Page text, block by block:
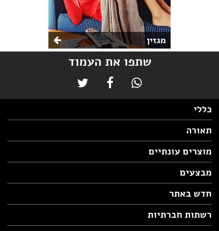
מגזין
שתפו את העמוד
כללי
תאורה
מוצרים עונתיים
מבצעים
חדש באתר
רשתות חברתיות